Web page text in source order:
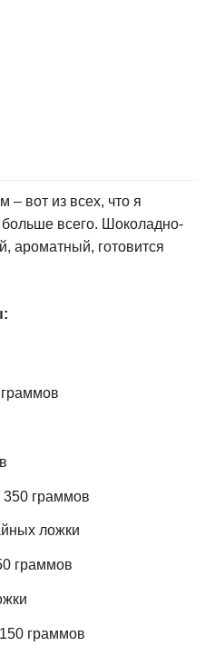
– вот из всех, что я
больше всего. Шоколадно-
ароматный, готовится
350 граммов
ложки
граммов
граммов